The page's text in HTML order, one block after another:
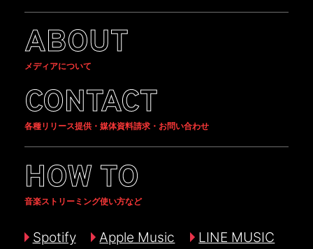
ABOUT
メディアについて
CONTACT
各種リリース提供・媒体資料請求・お問い合わせ
HOW TO
音楽ストリーミング使い方など
Spotify Apple Music
LINE MUSIC